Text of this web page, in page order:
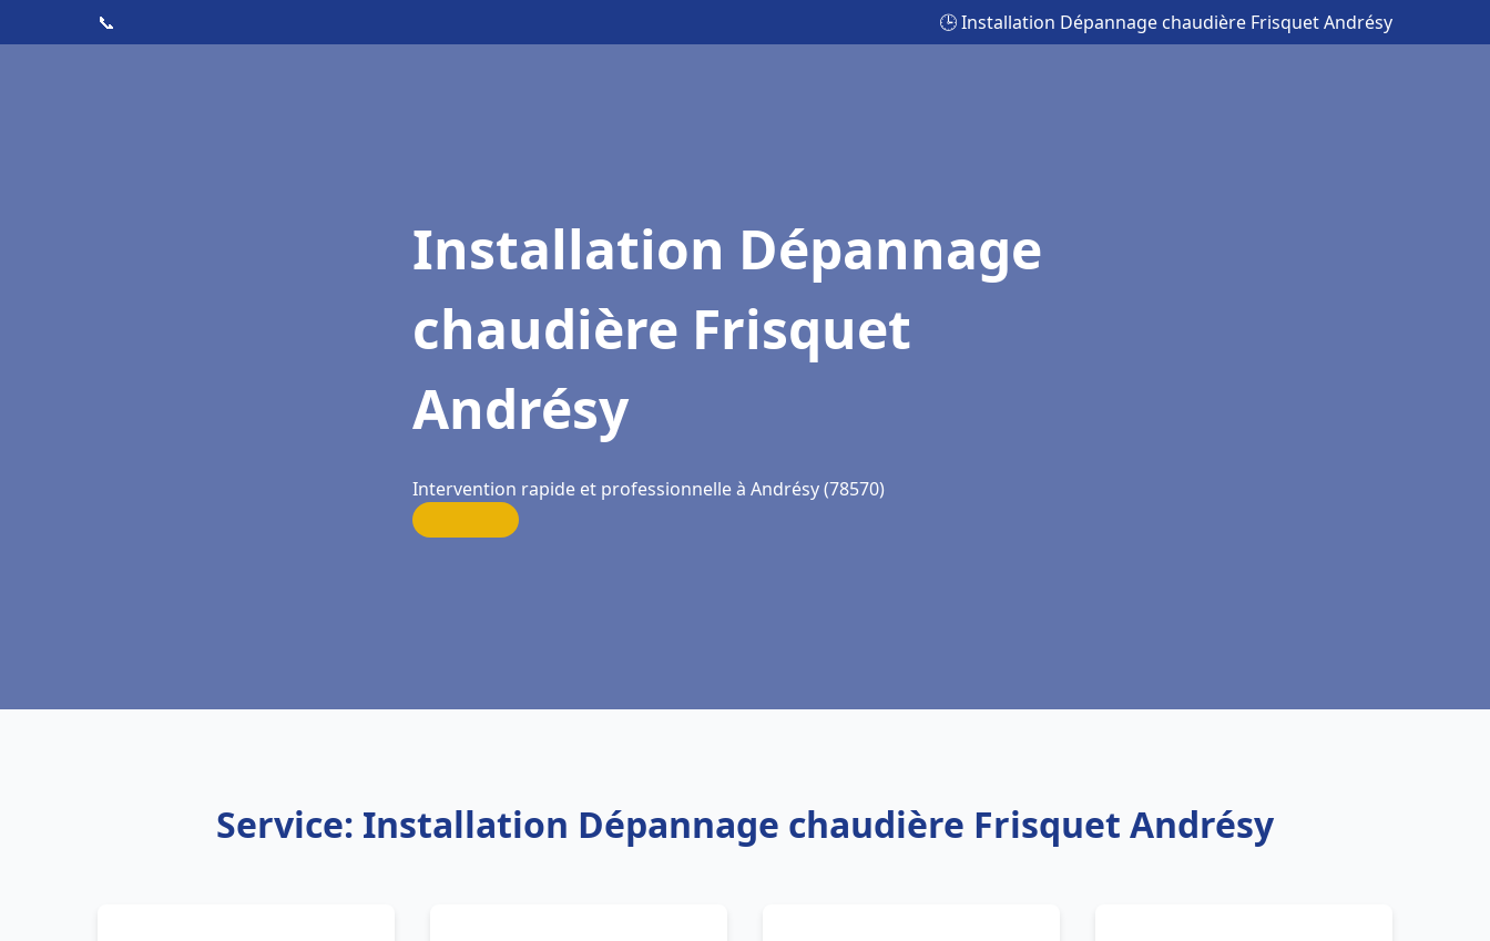
📞 🕒 Installation Dépannage chaudière Frisquet Andrésy
Installation Dépannage
chaudière Frisquet
Andrésy
Intervention rapide et professionnelle à Andrésy (78570)
Service: Installation Dépannage chaudière Frisquet Andrésy